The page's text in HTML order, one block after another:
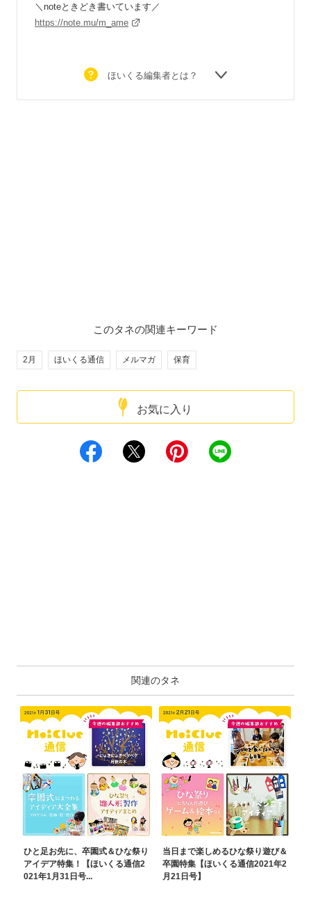
＼noteときどき書いています／
https://note.mu/m_ame
ほいくる編集者とは？
お気に入り
このタネの関連キーワード
2月 ほいくる通信 メルマガ 保育
関連のタネ
ひと足お先に、卒園式＆ひな祭り
アイデア特集！【ほいくる通信2
021年1月31日号...
当日まで楽しめるひな祭り遊び＆
卒園特集【ほいくる通信2021年2
月21日号】